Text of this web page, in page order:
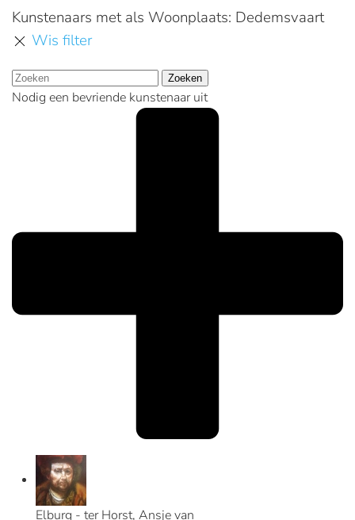
Kunstenaars met als Woonplaats: Dedemsvaart
Wis filter
Zoeken
Nodig een bevriende kunstenaar uit
Elburg - ter Horst, Ansje van